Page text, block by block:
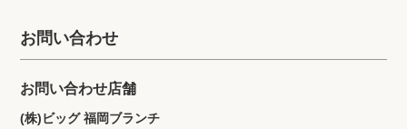
お問い合わせ
お問い合わせ店舗
(株)ビッグ 福岡ブランチ